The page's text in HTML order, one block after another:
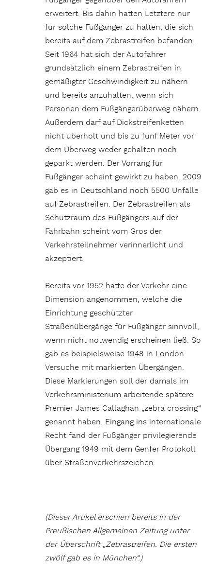
erweitert. Bis dahin hatten Letztere nur
für solche Fußgänger zu halten, die sich
bereits auf dem Zebrastreifen befanden.
Seit 1964 hat sich der Autofahrer
grundsätzlich einem Zebrastreifen in
gemäßigter Geschwindigkeit zu nähern
und bereits anzuhalten, wenn sich
Personen dem Fußgängerüberweg nähern.
Außerdem darf auf Dickstreifenketten
nicht überholt und bis zu fünf Meter vor
dem Überweg weder gehalten noch
geparkt werden. Der Vorrang für
Fußgänger scheint gewirkt zu haben. 2009
gab es in Deutschland noch 5500 Unfälle
auf Zebrastreifen. Der Zebrastreifen als
Schutzraum des Fußgängers auf der
Fahrbahn scheint vom Gros der
Verkehrsteilnehmer verinnerlicht und
akzeptiert.
Bereits vor 1952 hatte der Verkehr eine
Dimension angenommen, welche die
Einrichtung geschützter
Straßenübergänge für Fußgänger sinnvoll,
wenn nicht notwendig erscheinen ließ. So
gab es beispielsweise 1948 in London
Versuche mit markierten Übergängen.
Diese Markierungen soll der damals im
Verkehrsministerium arbeitende spätere
Premier James Callaghan „zebra crossing“
genannt haben. Eingang ins internationale
Recht fand der Fußgänger privilegierende
Übergang 1949 mit dem Genfer Protokoll
über Straßenverkehrszeichen.
(Dieser Artikel erschien bereits in der
Preußischen Allgemeinen Zeitung unter
der Überschrift „Zebrastreifen. Die ersten
zwölf gab es in München“.)